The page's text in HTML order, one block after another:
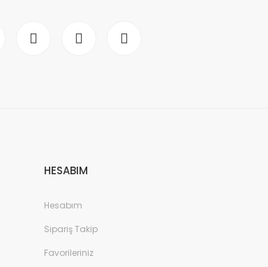
HESABIM
Hesabım
Sipariş Takip
Favorileriniz